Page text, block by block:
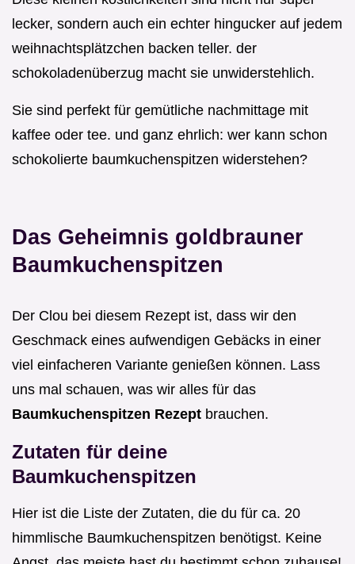
lecker, sondern auch ein echter hingucker auf jedem
weihnachtsplätzchen backen teller. der
schokoladenüberzug macht sie unwiderstehlich.
Sie sind perfekt für gemütliche nachmittage mit
kaffee oder tee. und ganz ehrlich: wer kann schon
schokolierte baumkuchenspitzen widerstehen?
Das Geheimnis goldbrauner
Baumkuchenspitzen
Der Clou bei diesem Rezept ist, dass wir den
Geschmack eines aufwendigen Gebäcks in einer
viel einfacheren Variante genießen können. Lass
uns mal schauen, was wir alles für das
Baumkuchenspitzen Rezept brauchen.
Zutaten für deine
Baumkuchenspitzen
Hier ist die Liste der Zutaten, die du für ca. 20
himmlische Baumkuchenspitzen benötigst. Keine